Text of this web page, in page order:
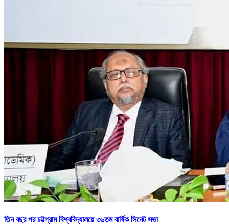
তিন বছর পর চট্টগ্রাম বিশ্ববিদ্যালয়ে ৩৬তম বার্ষিক সিনেট সভা